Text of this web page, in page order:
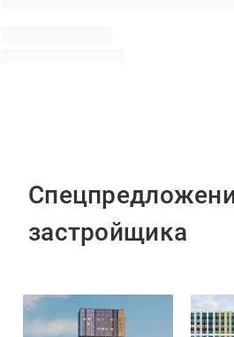
застройщика